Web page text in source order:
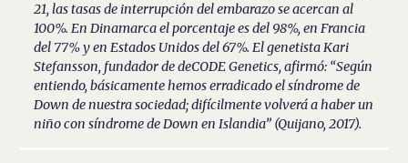
21, las tasas de interrupción del embarazo se acercan al
100%. En Dinamarca el porcentaje es del 98%, en Francia
del 77% y en Estados Unidos del 67%. El genetista Kari
Stefansson, fundador de deCODE Genetics, afirmó: “Según
entiendo, básicamente hemos erradicado el síndrome de
Down de nuestra sociedad; difícilmente volverá a haber un
niño con síndrome de Down en Islandia” (Quijano, 2017).